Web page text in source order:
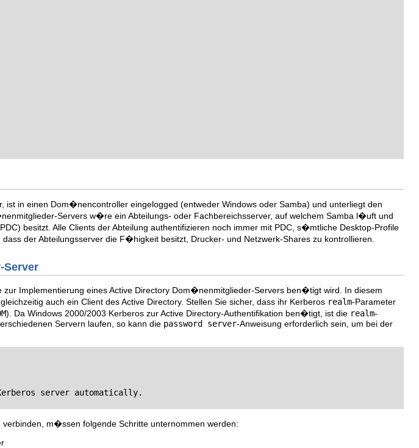
in einen Dom�nencontroller eingelogged (entweder Windows oder Samba) und unterliegt den
Servers w�re ein Abteilungs- oder Fachbereichsserver, auf welchem Samba l�uft und
besitzt. Alle Clients der Abteilung authentifizieren noch immer mit PDC, s�mtliche Desktop-Profile
der Abteilungsserver die F�higkeit besitzt, Drucker- und Netzwerk-Shares zu kontrollieren.
Server
zur Implementierung eines Active Directory Dom�nenmitglieder-Servers ben�tigt wird. In diesem
auch ein Client des Active Directory. Stellen Sie sicher, dass ihr Kerberos realm-Parameter
). Da Windows 2000/2003 Kerberos zur Active Directory-Authentifikation ben�tigt, ist die realm-
Servern laufen, so kann die password server-Anweisung erforderlich sein, um bei der
server automatically.
m�ssen folgende Schritte unternommen werden: